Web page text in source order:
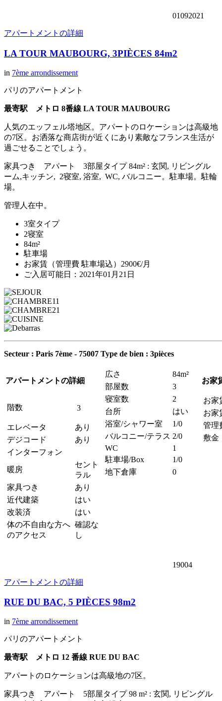
01092021
アパートメントの詳細
LA TOUR MAUBOURG, 3PIÈCES 84m2
in 7ème arrondissement
パリのアパートメント
最寄駅 メトロ 8番線 LA TOUR MAUBOURG
人気のエッフェル塔地区。アパートのロケーションは高級地
の7区。お洒落な商店街が近くにあり素敵なフランス生活が
過ごせることでしょう。
家具つき アパート 3部屋タイプ 84m² : 玄関, リビングル
ーム,キッチン, 2寝室, 浴室, WC, バルコニー。駐車場。駐輪
場。
管理人在中。
3室タイプ
2寝室
84m²
駐車場
お家賃（管理費 駐車場込）2900€/月
ご入居可能日：2021年01月21日
Secteur : Paris 7ème - 75007 Type de bien : 3pièces
アパートメントの詳細
階数 3
エレベータ
あり
デジコード
あり
インターフォン
暖房
セント
ラル
家具つき
あり
近代建築
はい
改装済
はい
体の不自由な方へ
のアクセス
確認な
し
広さ
84m²
部屋数
3
寝室数
2
台所
はい
浴室/シャワー室
1/0
バルコニー/テラス 2/0
WC
1
駐車場/Box
1/0
地下倉庫
0
お家
お家
お
管理
敷金
19004
アパートメントの詳細
RUE DU BAC, 5 PIÈCES 98m2
in 7ème arrondissement
パリのアパートメント
最寄駅 メトロ 12 番線 RUE DU BAC
アパートのロケーションは高級地の7区。
家具つき アパート 5部屋タイプ 98 m² : 玄関, リビングル